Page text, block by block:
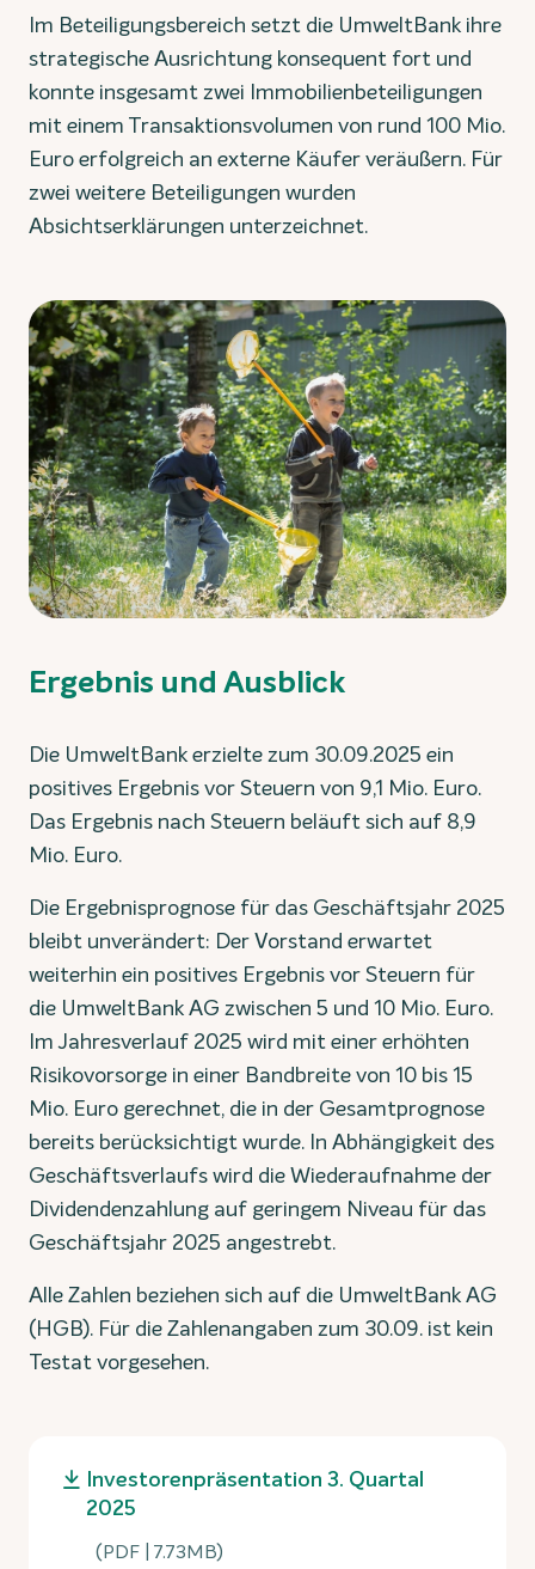
Im Beteiligungsbereich setzt die UmweltBank ihre
strategische Ausrichtung konsequent fort und
konnte insgesamt zwei Immobilienbeteiligungen
mit einem Transaktionsvolumen von rund 100 Mio.
Euro erfolgreich an externe Käufer veräußern. Für
zwei weitere Beteiligungen wurden
Absichtserklärungen unterzeichnet.
Ergebnis und Ausblick
Die UmweltBank erzielte zum 30.09.2025 ein
positives Ergebnis vor Steuern von 9,1 Mio. Euro.
Das Ergebnis nach Steuern beläuft sich auf 8,9
Mio. Euro.
Die Ergebnisprognose für das Geschäftsjahr 2025
bleibt unverändert: Der Vorstand erwartet
weiterhin ein positives Ergebnis vor Steuern für
die UmweltBank AG zwischen 5 und 10 Mio. Euro.
Im Jahresverlauf 2025 wird mit einer erhöhten
Risikovorsorge in einer Bandbreite von 10 bis 15
Mio. Euro gerechnet, die in der Gesamtprognose
bereits berücksichtigt wurde. In Abhängigkeit des
Geschäftsverlaufs wird die Wiederaufnahme der
Dividendenzahlung auf geringem Niveau für das
Geschäftsjahr 2025 angestrebt.
Alle Zahlen beziehen sich auf die UmweltBank AG
(HGB). Für die Zahlenangaben zum 30.09. ist kein
Testat vorgesehen.
Investorenpräsentation 3. Quartal
2025
(PDF | 7.73MB)